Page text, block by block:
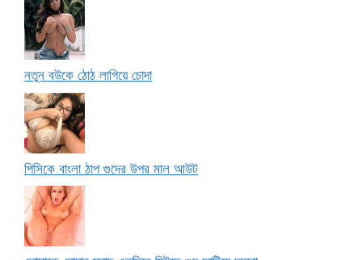
নতুন বউকে ঠোঠ লাগিয়ে চোদা
পিসিকে বাংলা ঠাপ গুদের উপর মাল আউট